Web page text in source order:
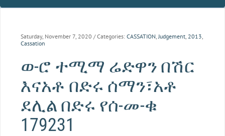
Saturday, November 7, 2020 / Categories: CASSATION,Judgement, 2013,
Cassation
ወ-ሮ ተሚማ ሬድዋን በሽር
እናአቶ በድሩ ሰማን፣አቶ
ደሊል በድሩ የሰ-መ-ቁ
179231